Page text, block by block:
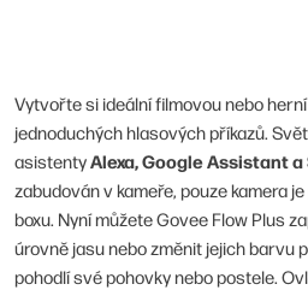
Vytvořte si ideální filmovou nebo
jednoduchých hlasových příkazů.
asistentyAlexa, Google Assistant a
zabudován v kameře, pouze kamera
boxu. Nyní můžete Govee Flow Plus
úrovně jasu nebo změnit jejich barvu
pohodlí své pohovky nebo postele.